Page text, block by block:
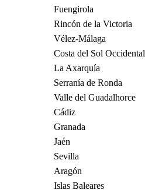
Fuengirola
Rincón de la Victoria
Vélez-Málaga
Costa del Sol Occidental
La Axarquía
Serranía de Ronda
Valle del Guadalhorce
Cádiz
Granada
Jaén
Sevilla
Aragón
Islas Baleares